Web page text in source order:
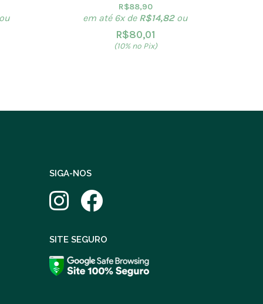
R$88,90
em até 6x de R$14,82ou
R$80,01
(10% no Pix)
SIGA-NOS
SITE SEGURO